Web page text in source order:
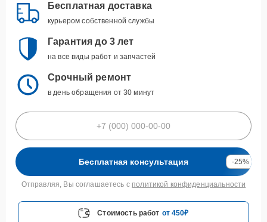
Бесплатная доставка
курьером собственной службы
Гарантия до 3 лет
на все виды работ и запчастей
Срочный ремонт
в день обращения от 30 минут
Бесплатная консультация -25%
Отправляя, Вы соглашаетесь с политикой конфиденциальности
Стоимость работ от 450₽